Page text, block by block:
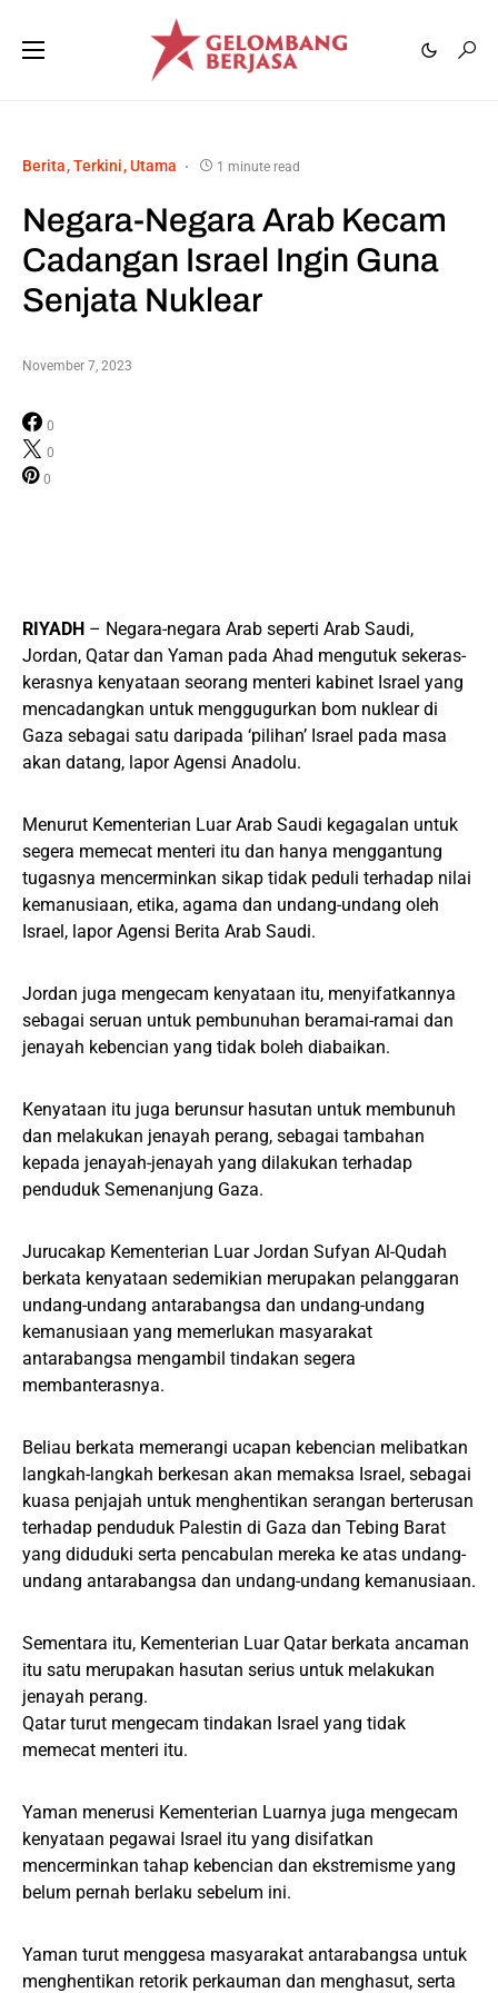
Berita Terkini Utama 1 minute read
Negara-Negara Arab Kecam
Cadangan Israel Ingin Guna
Senjata Nuklear
November 7, 2023
0
0
0
RIYADH – Negara-negara Arab seperti Arab Saudi,
Jordan, Qatar dan Yaman pada Ahad mengutuk sekeras-
kerasnya kenyataan seorang menteri kabinet Israel yang
mencadangkan untuk menggugurkan bom nuklear di
Gaza sebagai satu daripada ‘pilihan’ Israel pada masa
akan datang, lapor Agensi Anadolu.
Menurut Kementerian Luar Arab Saudi kegagalan untuk
segera memecat menteri itu dan hanya menggantung
tugasnya mencerminkan sikap tidak peduli terhadap nilai
kemanusiaan, etika, agama dan undang-undang oleh
Israel, lapor Agensi Berita Arab Saudi.
Jordan juga mengecam kenyataan itu, menyifatkannya
sebagai seruan untuk pembunuhan beramai-ramai dan
jenayah kebencian yang tidak boleh diabaikan.
Kenyataan itu juga berunsur hasutan untuk membunuh
dan melakukan jenayah perang, sebagai tambahan
kepada jenayah-jenayah yang dilakukan terhadap
penduduk Semenanjung Gaza.
Jurucakap Kementerian Luar Jordan Sufyan Al-Qudah
berkata kenyataan sedemikian merupakan pelanggaran
undang-undang antarabangsa dan undang-undang
kemanusiaan yang memerlukan masyarakat
antarabangsa mengambil tindakan segera
membanterasnya.
Beliau berkata memerangi ucapan kebencian melibatkan
langkah-langkah berkesan akan memaksa Israel, sebagai
kuasa penjajah untuk menghentikan serangan berterusan
terhadap penduduk Palestin di Gaza dan Tebing Barat
yang diduduki serta pencabulan mereka ke atas undang-
undang antarabangsa dan undang-undang kemanusiaan.
Sementara itu, Kementerian Luar Qatar berkata ancaman
itu satu merupakan hasutan serius untuk melakukan
jenayah perang.
Qatar turut mengecam tindakan Israel yang tidak
memecat menteri itu.
Yaman menerusi Kementerian Luarnya juga mengecam
kenyataan pegawai Israel itu yang disifatkan
mencerminkan tahap kebencian dan ekstremisme yang
belum pernah berlaku sebelum ini.
Yaman turut menggesa masyarakat antarabangsa untuk
menghentikan retorik perkauman dan menghasut, serta